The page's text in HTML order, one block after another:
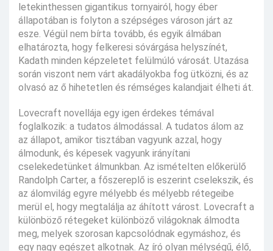
letekinthessen gigantikus tornyairól, hogy éber
állapotában is folyton a szépséges városon járt az
esze. Végül nem bírta tovább, és egyik álmában
elhatározta, hogy felkeresi sóvárgása helyszínét,
Kadath minden képzeletet felülmúló városát. Utazása
során viszont nem várt akadályokba fog ütközni, és az
olvasó az ő hihetetlen és rémséges kalandjait élheti át.
Lovecraft novellája egy igen érdekes témával
foglalkozik: a tudatos álmodással. A tudatos álom az
az állapot, amikor tisztában vagyunk azzal, hogy
álmodunk, és képesek vagyunk irányítani
cselekedetünket álmunkban. Az ismételten előkerülő
Randolph Carter, a főszereplő is eszerint cselekszik, és
az álomvilág egyre mélyebb és mélyebb rétegeibe
merül el, hogy megtalálja az áhított várost. Lovecraft a
különböző rétegeket különböző világoknak álmodta
meg, melyek szorosan kapcsolódnak egymáshoz, és
egy nagy egészet alkotnak. Az író olyan mélységű, élő,